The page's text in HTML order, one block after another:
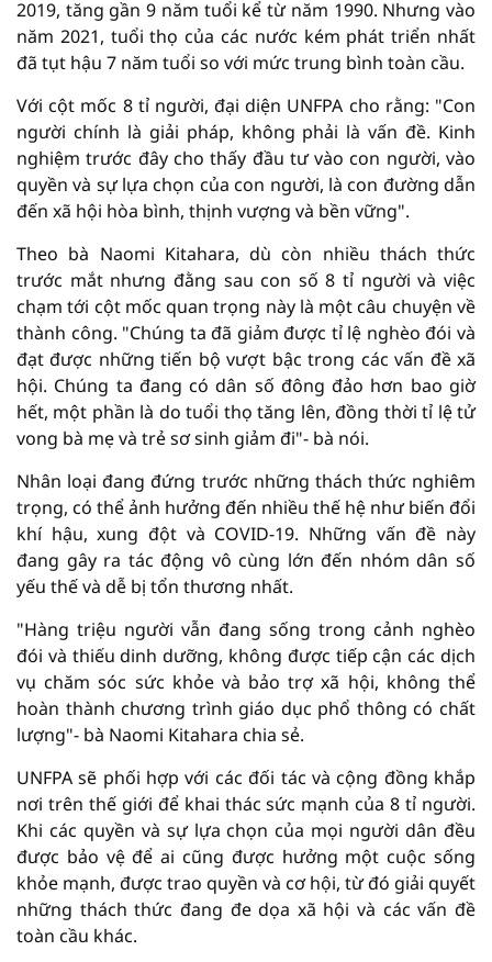
2019, tăng gần 9 năm tuổi kể từ năm 1990. Nhưng vào
năm 2021, tuổi thọ của các nước kém phát triển nhất
đã tụt hậu 7 năm tuổi so với mức trung bình toàn cầu.
Với cột mốc 8 tỉ người, đại diện UNFPA cho rằng: "Con
người chính là giải pháp, không phải là vấn đề. Kinh
nghiệm trước đây cho thấy đầu tư vào con người, vào
quyền và sự lựa chọn của con người, là con đường dẫn
đến xã hội hòa bình, thịnh vượng và bền vững".
Theo bà Naomi Kitahara, dù còn nhiều thách thức
trước mắt nhưng đằng sau con số 8 tỉ người và việc
chạm tới cột mốc quan trọng này là một câu chuyện về
thành công. "Chúng ta đã giảm được tỉ lệ nghèo đói và
đạt được những tiến bộ vượt bậc trong các vấn đề xã
hội. Chúng ta đang có dân số đông đảo hơn bao giờ
hết, một phần là do tuổi thọ tăng lên, đồng thời tỉ lệ tử
vong bà mẹ và trẻ sơ sinh giảm đi"- bà nói.
Nhân loại đang đứng trước những thách thức nghiêm
trọng, có thể ảnh hưởng đến nhiều thế hệ như biến đổi
khí hậu, xung đột và COVID-19. Những vấn đề này
đang gây ra tác động vô cùng lớn đến nhóm dân số
yếu thế và dễ bị tổn thương nhất.
"Hàng triệu người vẫn đang sống trong cảnh nghèo
đói và thiếu dinh dưỡng, không được tiếp cận các dịch
vụ chăm sóc sức khỏe và bảo trợ xã hội, không thể
hoàn thành chương trình giáo dục phổ thông có chất
lượng"- bà Naomi Kitahara chia sẻ.
UNFPA sẽ phối hợp với các đối tác và cộng đồng khắp
nơi trên thế giới để khai thác sức mạnh của 8 tỉ người.
Khi các quyền và sự lựa chọn của mọi người dân đều
được bảo vệ để ai cũng được hưởng một cuộc sống
khỏe mạnh, được trao quyền và cơ hội, từ đó giải quyết
những thách thức đang đe dọa xã hội và các vấn đề
toàn cầu khác.